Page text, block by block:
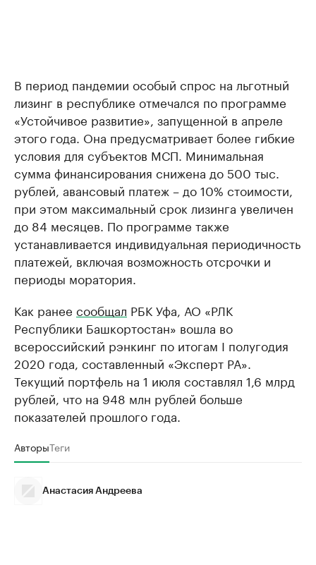
В период пандемии особый спрос на льготный
лизинг в республике отмечался по программе
«Устойчивое развитие», запущенной в апреле
этого года. Она предусматривает более гибкие
условия для субъектов МСП. Минимальная
сумма финансирования снижена до 500 тыс.
рублей, авансовый платеж – до 10% стоимости,
при этом максимальный срок лизинга увеличен
до 84 месяцев. По программе также
устанавливается индивидуальная периодичность
платежей, включая возможность отсрочки и
периоды моратория.
Как ранее сообщал РБК Уфа, АО «РЛК
Республики Башкортостан» вошла во
всероссийский рэнкинг по итогам I полугодия
2020 года, составленный «Эксперт РА».
Текущий портфель на 1 июля составлял 1,6 млрд
рублей, что на 948 млн рублей больше
показателей прошлого года.
АвторыТеги
Анастасия Андреева